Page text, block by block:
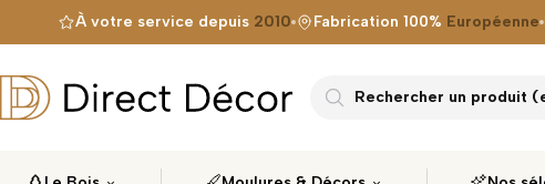
À votre service depuis 2010 Fabrication 100% Européenne
Direct Décor Rechercher un produit